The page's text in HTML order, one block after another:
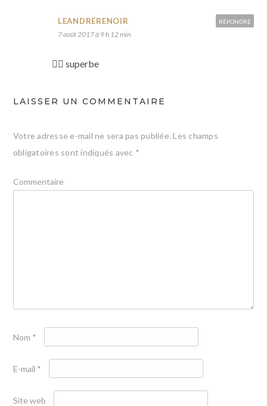
LEANDRERENOIR
7 août 2017 à 9 h 12 min
👌🏼 superbe
RÉPONDRE
LAISSER UN COMMENTAIRE
Votre adresse e-mail ne sera pas publiée. Les champs
obligatoires sont indiqués avec *
Commentaire
Nom *
E-mail *
Site web